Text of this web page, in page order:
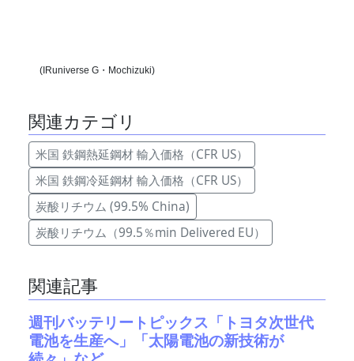
(IRuniverse G・Mochizuki)
関連カテゴリ
米国 鉄鋼熱延鋼材 輸入価格（CFR US）
米国 鉄鋼冷延鋼材 輸入価格（CFR US）
炭酸リチウム (99.5% China)
炭酸リチウム（99.5％min Delivered EU）
関連記事
週刊バッテリートピックス「トヨタ次世代
電池を生産へ」「太陽電池の新技術が